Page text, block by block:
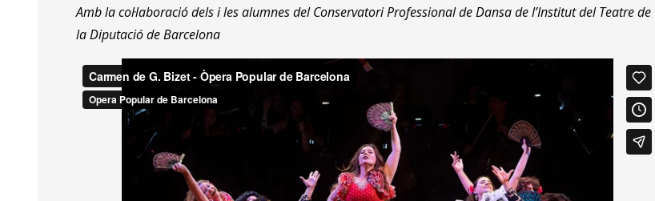
Amb la col·laboració dels i les alumnes del Conservatori Professional de Dansa de l’Institut del Teatre de
la Diputació de Barcelona